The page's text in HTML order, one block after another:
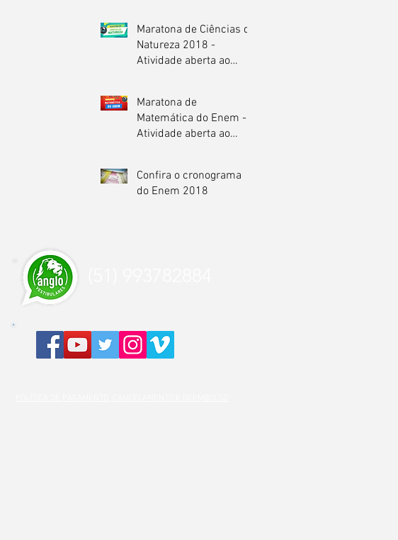
Maratona de Ciências da
Natureza 2018 -
Atividade aberta ao
Maratona de
Matemática do Enem -
Atividade aberta ao
Confira o cronograma
do Enem 2018